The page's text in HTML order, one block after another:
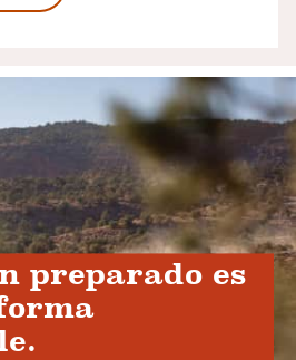
preparado es